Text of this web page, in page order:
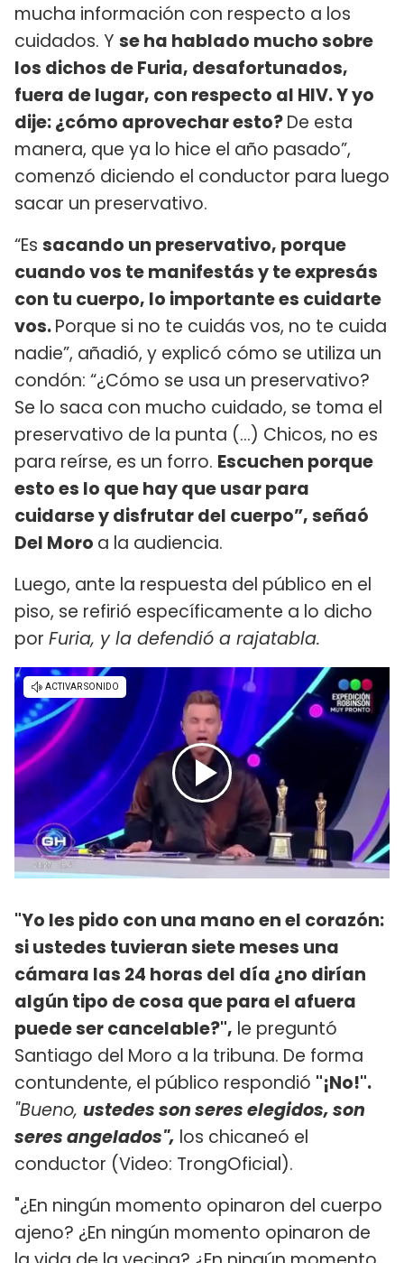
mucha información con respecto a los
cuidados. Y se ha hablado mucho sobre
los dichos de Furia, desafortunados,
fuera de lugar, con respecto al HIV. Y yo
dije: ¿cómo aprovechar esto?De esta
manera, que ya lo hice el año pasado”,
comenzó diciendo el conductor para luego
sacar un preservativo.
“Es sacando un preservativo, porque
cuando vos te manifestás y te expresás
con tu cuerpo, lo importante es cuidarte
vos.Porque si no te cuidás vos, no te cuida
nadie”, añadió, y explicó cómo se utiliza un
condón: “¿Cómo se usa un preservativo?
Se lo saca con mucho cuidado, se toma el
preservativo de la punta (...) Chicos, no es
para reírse, es un forro. Escuchen porque
esto es lo que hay que usar para
cuidarse y disfrutar del cuerpo”, señaó
Del Moro a la audiencia.
Luego, ante la respuesta del público en el
piso, se refirió específicamente a lo dicho
por Furia, y la defendió a rajatabla.
"Yo les pido con una mano en el corazón:
si ustedes tuvieran siete meses una
cámara las 24 horas del día ¿no dirían
algún tipo de cosa que para el afuera
puede ser cancelable?", le preguntó
Santiago del Moro a la tribuna. De forma
contundente, el público respondió "¡No!".
"Bueno, ustedes son seres elegidos, son
seres angelados", los chicaneó el
conductor (Video: TrongOficial).
"¿En ningún momento opinaron del cuerpo
ajeno? ¿En ningún momento opinaron de